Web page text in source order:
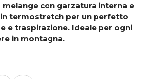
con garzatura interna e
in termostretch per un perfetto
e traspirazione. Ideale per ogni
in montagna.